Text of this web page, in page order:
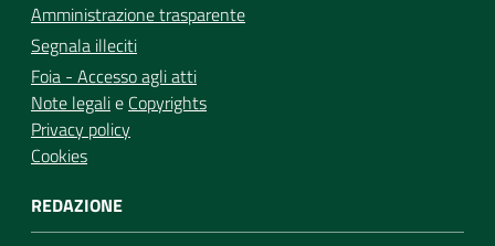
Amministrazione trasparente
Segnala illeciti
Foia - Accesso agli atti
Note legalie Copyrights
Privacy policy
Cookies
REDAZIONE